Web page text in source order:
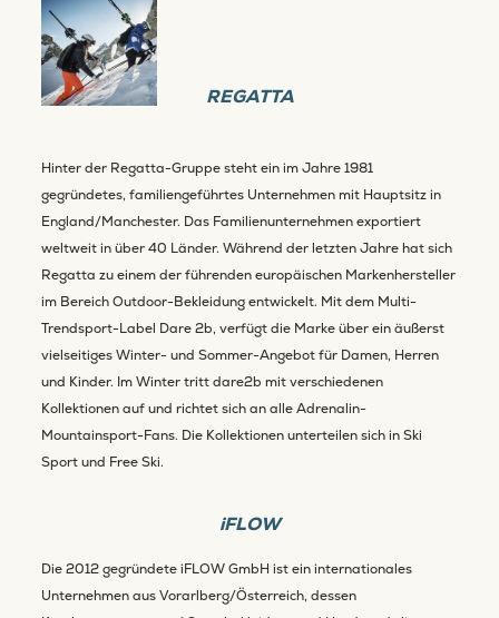
REGATTA
Hinter der Regatta-Gruppe steht ein im Jahre 1981
gegründetes, familiengeführtes Unternehmen mit Hauptsitz in
England/Manchester. Das Familienunternehmen exportiert
weltweit in über 40 Länder. Während der letzten Jahre hat sich
Regatta zu einem der führenden europäischen Markenhersteller
im Bereich Outdoor-Bekleidung entwickelt. Mit dem Multi-
Trendsport-Label Dare 2b, verfügt die Marke über ein äußerst
vielseitiges Winter- und Sommer-Angebot für Damen, Herren
und Kinder. Im Winter tritt dare2b mit verschiedenen
Kollektionen auf und richtet sich an alle Adrenalin-
Mountainsport-Fans. Die Kollektionen unterteilen sich in Ski
Sport und Free Ski.
iFLOW
Die 2012 gegründete iFLOW GmbH ist ein internationales
Unternehmen aus Vorarlberg/Österreich, dessen